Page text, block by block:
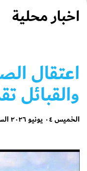
اخبار محلية
اعتقال
والقبائل
الخميس ٠٤ يونيو ٢٠٢٦ الساعة ١٢:٣٠ صباحاً